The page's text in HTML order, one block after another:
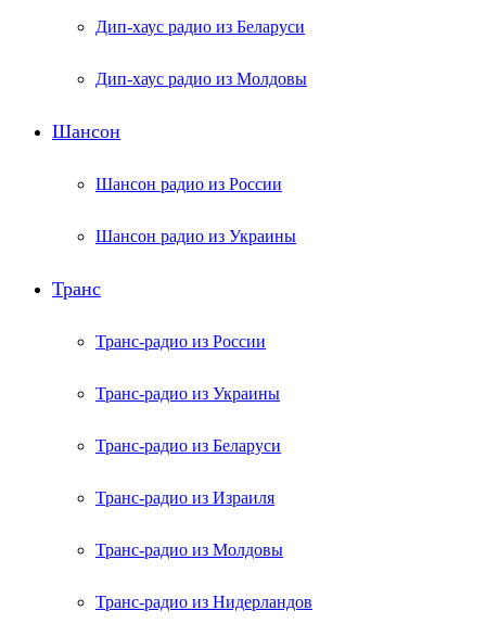
Дип-хаус радио из Беларуси
Дип-хаус радио из Молдовы
Шансон
Шансон радио из России
Шансон радио из Украины
Транс
Транс-радио из России
Транс-радио из Украины
Транс-радио из Беларуси
Транс-радио из Израиля
Транс-радио из Молдовы
Транс-радио из Нидерландов